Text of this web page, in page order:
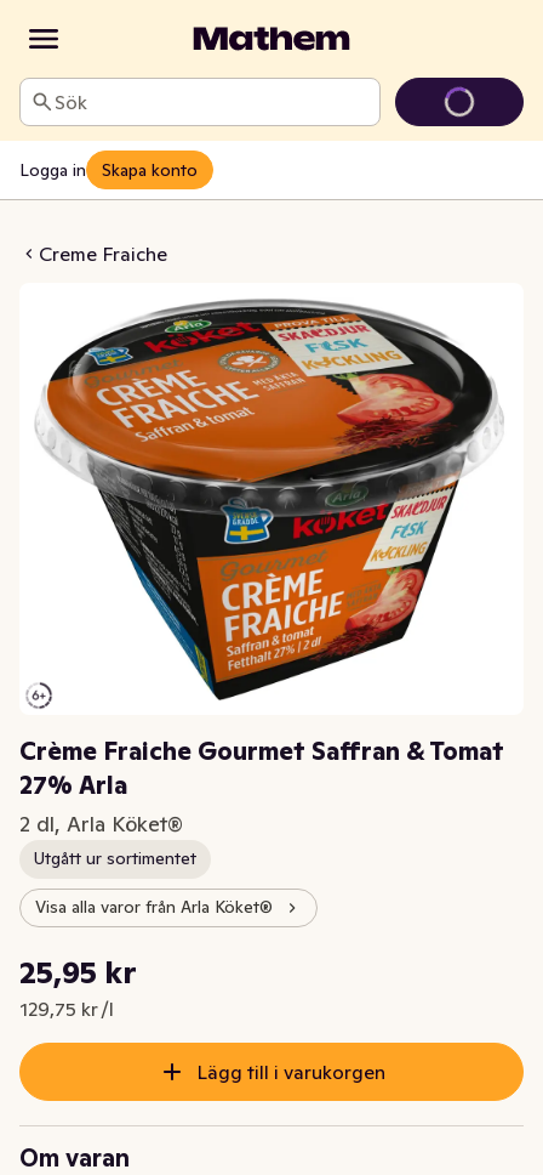
Sök
Logga in Skapa konto
Creme Fraiche
Saffran & Tomat 27% Arla
Crème Fraiche Gourmet Saffran & Tomat
27% Arla
2 dl, Arla Köket®
Utgått ur sortimentet
Visa alla varor från Arla Köket®
Nuvarande pris är: 25,95 kr
25,95 kr
129,75 kr /l
Styckpris: 129,75 kr /l
Lägg till i varukorgen
Om varan